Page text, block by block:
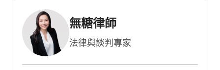
選最有影響力的 50 位心理諮詢師。諮詢服務超過
10000人次；專長職業生涯規劃、自信 / 自我價值
提升、性少數 / 非典型關係。
無糖律師
法律與談判專家